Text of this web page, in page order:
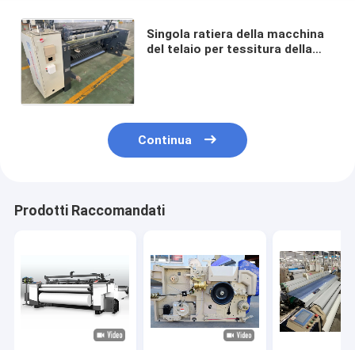
Singola ratiera della macchina
del telaio per tessitura della
Continua
Prodotti Raccomandati